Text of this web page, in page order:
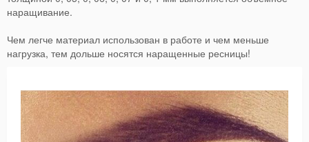
наращивание.
Чем легче материал использован в работе и чем меньше
нагрузка, тем дольше носятся наращенные ресницы!